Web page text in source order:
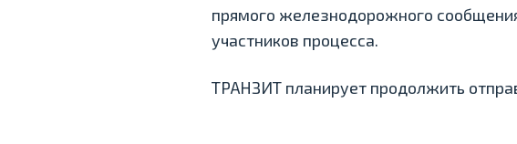
прямого железнодорожного
участников процесса.
ТРАНЗИТ планирует продолжить